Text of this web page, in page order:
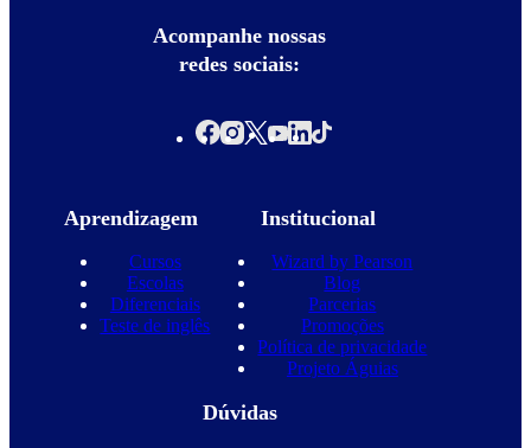
Acompanhe nossas
redes sociais:
Aprendizagem
Cursos
Escolas
Diferenciais
Teste de inglês
Institucional
Wizard by Pearson
Blog
Parcerias
Promoções
Política de privacidade
Projeto Águias
Dúvidas